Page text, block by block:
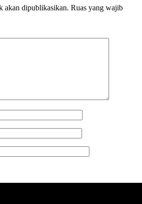
akan dipublikasikan. Ruas yang wajib